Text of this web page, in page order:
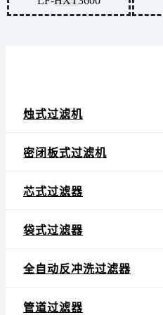
烛式过滤机
密闭板式过滤机
芯式过滤器
袋式过滤器
全自动反冲洗过滤器
管道过滤器